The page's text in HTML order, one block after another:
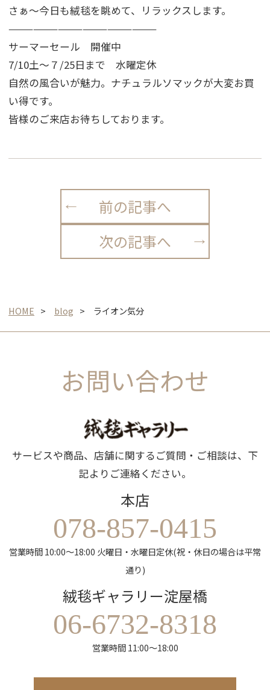
さぁ〜今日も絨毯を眺めて、リラックスします。
——————————————————
サーマーセール 開催中
7/10土〜７/25日まで 水曜定休
自然の風合いが魅力。ナチュラルソマックが大変お買
い得です。
皆様のご来店お待ちしております。
前の記事へ
次の記事へ
HOME blog ライオン気分
お問い合わせ
サービスや商品、店舗に関するご質問・ご相談は、下
記よりご連絡ください。
本店
078-857-0415
営業時間 10:00～18:00 火曜日・水曜日定休(祝・休日の場合は平常
通り)
絨毯ギャラリー淀屋橋
06-6732-8318
営業時間 11:00～18:00